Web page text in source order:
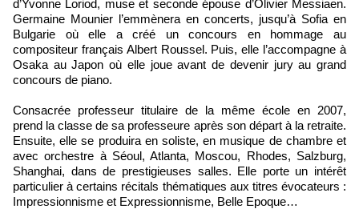
d’Yvonne Loriod, muse et seconde épouse d’Olivier Messiaen.
Germaine Mounier l’emmènera en concerts, jusqu’à Sofia en
Bulgarie où elle a créé un concours en hommage au
compositeur français Albert Roussel. Puis, elle l’accompagne à
Osaka au Japon où elle joue avant de devenir jury au grand
concours de piano.
Consacrée professeur titulaire de la même école en 2007,
prend la classe de sa professeure après son départ à la retraite.
Ensuite, elle se produira en soliste, en musique de chambre et
avec orchestre à Séoul, Atlanta, Moscou, Rhodes, Salzburg,
Shanghai, dans de prestigieuses salles. Elle porte un intérêt
particulier à certains récitals thématiques aux titres évocateurs :
Impressionnisme et Expressionnisme, Belle Epoque…